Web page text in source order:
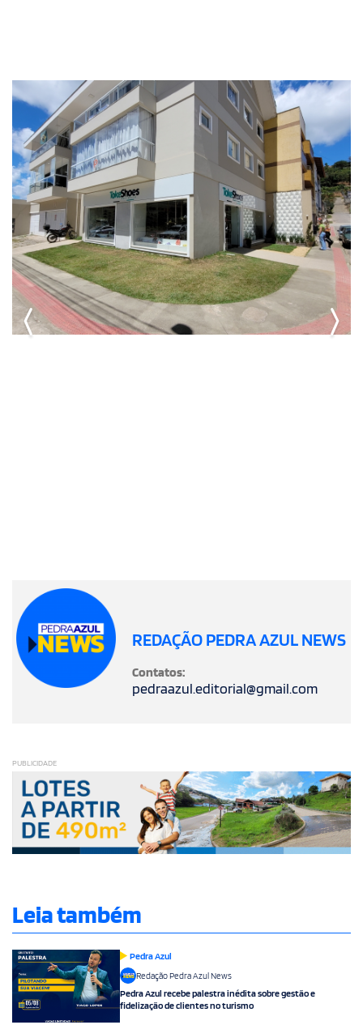
REDAÇÃO PEDRA AZUL NEWS
Contatos:
pedraazul.editorial@gmail.com
PUBLICIDADE
Leia também
Pedra Azul
Redação Pedra Azul News
Pedra Azul recebe palestra inédita sobre gestão e
fidelização de clientes no turismo